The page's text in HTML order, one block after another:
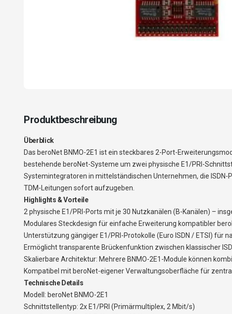
Produktbeschreibung
Überblick
Das beroNet BNMO-2E1 ist ein steckbares 2-Port-
bestehende beroNet-Systeme um zwei physische E1/PRI-
Systemintegratoren in mittelständischen Unternehmen, die
TDM-Leitungen sofort aufzugeben.
Highlights & Vorteile
2 physische E1/PRI-Ports mit je 30 Nutzkanälen (B-Kanälen) –
Modulares Steckdesign für einfache Erweiterung kompatibler
Unterstützung gängiger E1/PRI-Protokolle (Euro ISDN / ETSI)
Ermöglicht transparente Brückenfunktion zwischen klassischer
Skalierbare Architektur: Mehrere BNMO-2E1-Module können
Kompatibel mit beroNet-eigener Verwaltungsoberfläche für
Technische Details
Modell: beroNet BNMO-2E1
Schnittstellentyp: 2x E1/PRI (Primärmultiplex, 2 Mbit/s)